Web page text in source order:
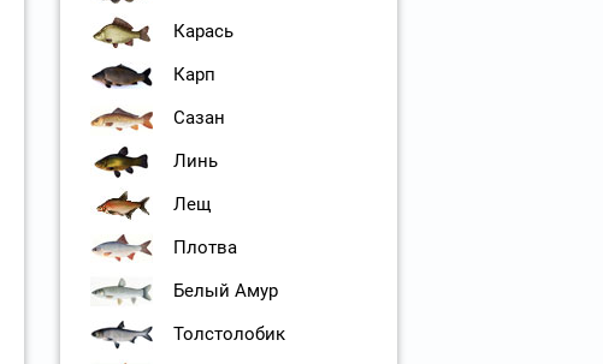
Карась
Карп
Сазан
Линь
Лещ
Плотва
Белый Амур
Толстолобик